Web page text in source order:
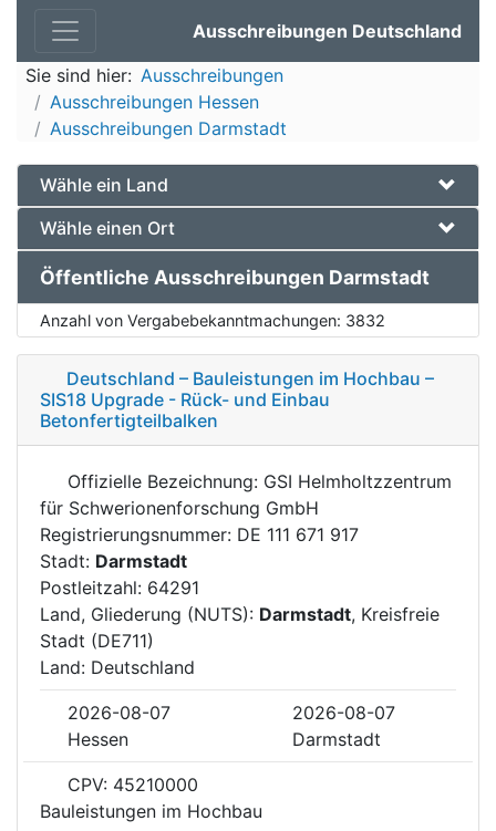
Ausschreibungen Deutschland
Sie sind hier: Ausschreibungen
Ausschreibungen Hessen
Ausschreibungen Darmstadt
Wähle ein Land
Wähle einen Ort
Öffentliche Ausschreibungen Darmstadt
Anzahl von Vergabebekanntmachungen: 3832
Deutschland – Bauleistungen im Hochbau –
SIS18 Upgrade - Rück- und Einbau
Betonfertigteilbalken
Offizielle Bezeichnung: GSI Helmholtzzentrum
für Schwerionenforschung GmbH
Registrierungsnummer: DE 111 671 917
Stadt: Darmstadt
Postleitzahl: 64291
Land, Gliederung (NUTS): Darmstadt, Kreisfreie
Stadt (DE711)
Land: Deutschland
2026-08-07
2026-08-07
Hessen
Darmstadt
CPV: 45210000
Bauleistungen im Hochbau